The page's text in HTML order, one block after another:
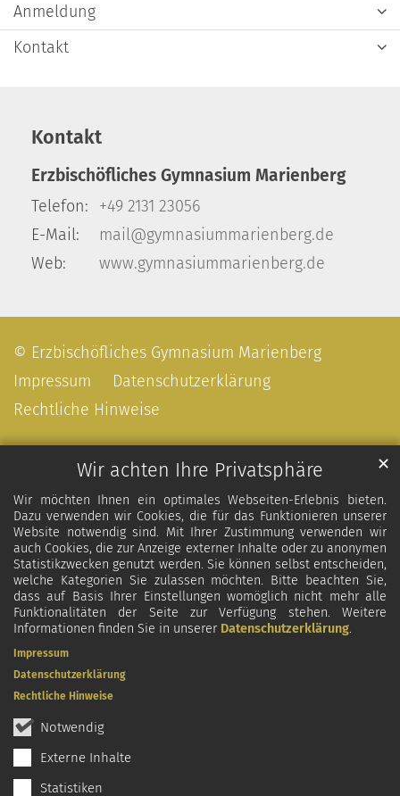
Wir achten Ihre Privatsphäre
Wir möchten Ihnen ein optimales Webseiten-Erlebnis bieten.
Dazu verwenden wir Cookies, die für das Funktionieren unserer
Website notwendig sind. Mit Ihrer Zustimmung verwenden wir
auch Cookies, die zur Anzeige externer Inhalte oder zu anonymen
Statistikzwecken genutzt werden. Sie können selbst entscheiden,
welche Kategorien Sie zulassen möchten. Bitte beachten Sie,
dass auf Basis Ihrer Einstellungen womöglich nicht mehr alle
Funktionalitäten der Seite zur Verfügung stehen. Weitere
Informationen finden Sie in unserer Datenschutzerklärung.
Notwendig
Externe Inhalte
Statistiken
✕
Impressum
Datenschutzerklärung
Rechtliche Hinweise
Anmeldung
Kontakt
Kontakt
Erzbischöfliches Gymnasium Marienberg
Telefon:
+49 2131 23056
E-Mail:
mail@gymnasiummarienberg.de
Web:
www.gymnasiummarienberg.de
© Erzbischöfliches Gymnasium Marienberg
Impressum
Datenschutzerklärung
Rechtliche Hinweise